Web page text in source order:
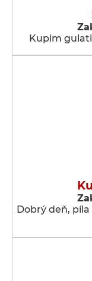
Kupim
Dobrý deň,